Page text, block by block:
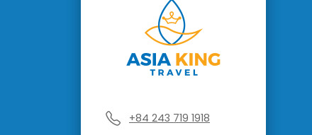
+84 243 719 1918